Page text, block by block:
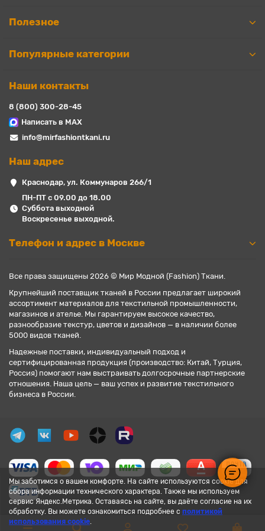
Мы заботимся о вашем комфорте. На сайте используются cookie для
сбора информации технического характера. Также мы используем
сервис Яндекс.Метрика. Оставаясь на сайте, вы даёте согласие на их
обработку. Вы можете ознакомиться подробнее с политикой
использования cookie.
Полезное
Популярные категории
Наши контакты
8 (800) 300-28-45
Написать в MAX
info@mirfashiontkani.ru
Наш адрес
Краснодар, ул. Коммунаров 266/1
ПН-ПТ с 09.00 до 18.00
Суббота выходной
Воскресенье выходной.
Телефон и адрес в Москве
Все права защищены 2026 © Мир Модной (Fashion) Ткани.
Крупнейший поставщик тканей в России предлагает широкий
ассортимент материалов для текстильной промышленности,
магазинов и ателье. Мы гарантируем высокое качество,
разнообразие текстур, цветов и дизайнов — в наличии более
5000 видов тканей.
Надежные поставки, индивидуальный подход и
сертифицированная продукция (производство: Китай, Турция,
Россия) помогают нам выстраивать долгосрочные партнерские
отношения. Наша цель — ваш успех и развитие текстильного
бизнеса в России.